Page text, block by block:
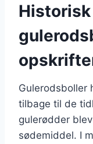
Gulerodsboller
tilbage til de
gulerødder
sødemiddel. I